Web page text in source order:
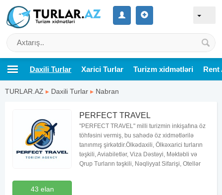
Daxili Turlar Xarici Turlar Turizm xidmətləri Rent
TURLAR.AZ ▸ Daxili Turlar ▸ Nabran
43 elan
PERFECT TRAVEL
"PERFECT TRAVEL" milli turizmin inkişafına öz
töhfəsini vermiş, bu sahədə öz xidmətlərilə
tanınmış şirkətdir.Ölkədaxili, Ölkəxarici turların
təşkili, Aviabiletlər, Viza Dəstəyi, Məktəbli və
Qrup Turların təşkili, Nəqliyyat Sifarişi, Otellər